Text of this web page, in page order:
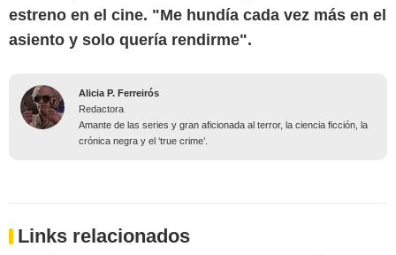
estreno en el cine. "Me hundía cada vez más en el
asiento y solo quería rendirme".
Alicia P. Ferreirós
Redactora
Amante de las series y gran aficionada al terror, la ciencia ficción, la
crónica negra y el ‘true crime’.
Links relacionados